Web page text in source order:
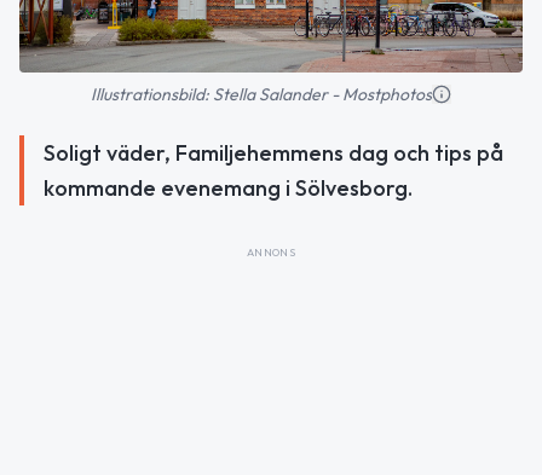
Illustrationsbild: Stella Salander - Mostphotos
Soligt väder, Familjehemmens dag och tips på
kommande evenemang i Sölvesborg.
ANNONS